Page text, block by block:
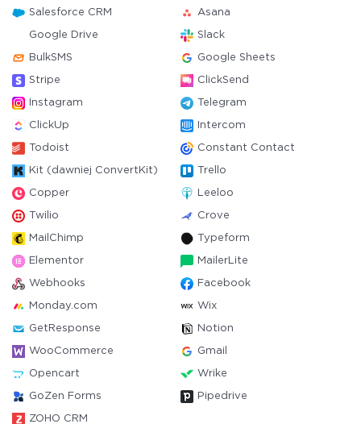
Salesforce CRM Asana
Google Drive Slack
BulkSMS Google Sheets
Stripe ClickSend
Instagram Telegram
ClickUp Intercom
Todoist Constant Contact
Kit (dawniej ConvertKit) Trello
Copper Leeloo
Twilio Crove
MailChimp Typeform
Elementor MailerLite
Webhooks Facebook
Monday.com Wix
GetResponse Notion
WooCommerce Gmail
Opencart Wrike
GoZen Forms Pipedrive
ZOHO CRM